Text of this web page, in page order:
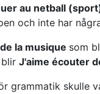
au netball
och inte har
la musique som
J'aime écouter
grammatik skulle